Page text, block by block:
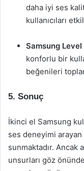
daha iyi ses
kullanıcıları
Samsung Level
konforlu bir
beğenileri
5. Sonuç
İkinci el Samsung
ses deneyimi
sunmaktadır. Ancak
unsurları göz